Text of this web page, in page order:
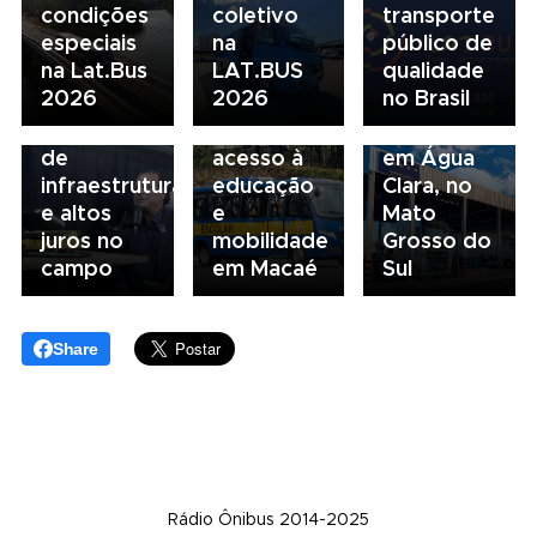
condições
especiais
na Lat.Bus
2026
coletivo
na
LAT.BUS
2026
transporte
público de
qualidade
no Brasil
05/08/2026
Presidente
da FAESP
alerta para
gargalos
de
infraestrutura
e altos
juros no
campo
04/08/2026
Renovação
da frota
escolar
fortalece
acesso à
educação
e
mobilidade
em Macaé
03/08/2026
Volvo
inaugura
concessionária
em Água
Clara, no
Mato
Grosso do
Sul
Share
Rádio Ônibus 2014-2025